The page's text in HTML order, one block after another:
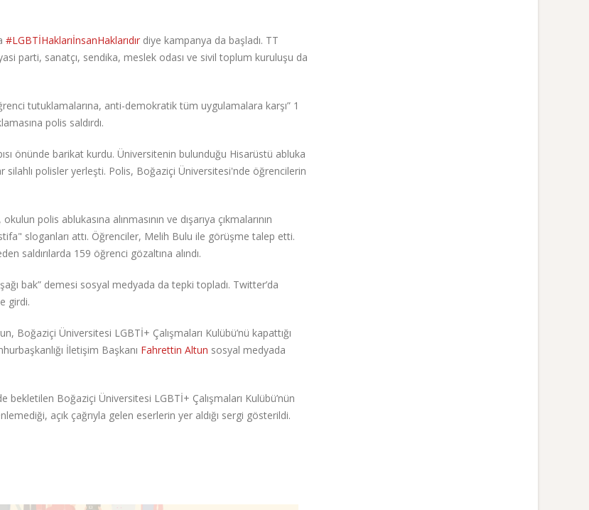
#LGBTİHaklarıİnsanHaklarıdır diye kampanya da başladı. TT
parti, sanatçı, sendika, meslek odası ve sivil toplum kuruluşu da
tutuklamalarına, anti-demokratik tüm uygulamalara karşı” 1
polis saldırdı.
önünde barikat kurdu. Üniversitenin bulunduğu Hisarüstü abluka
silahlı polisler yerleşti. Polis, Boğaziçi Üniversitesi'nde öğrencilerin
polis ablukasına alınmasının ve dışarıya çıkmalarının
sloganları attı. Öğrenciler, Melih Bulu ile görüşme talep etti.
saldırılarda 159 öğrenci gözaltına alındı.
bak” demesi sosyal medyada da tepki topladı. Twitter’da
girdi.
Boğaziçi Üniversitesi LGBTİ+ Çalışmaları Kulübü’nü kapattığı
İletişim Başkanı Fahrettin Altun sosyal medyada
Boğaziçi Üniversitesi LGBTİ+ Çalışmaları Kulübü’nün
açık çağrıyla gelen eserlerin yer aldığı sergi gösterildi.